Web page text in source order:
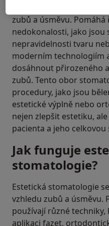
Estetická stomatologie
zubů a úsměvu.
nedokonalosti, jako jsou
nepravidelnosti tvaru
moderním technologiím
dosáhnout přirozeného
zubů. Tento obor
procedury, jako jsou
estetické výplně nebo
nejen zlepšit estetiku,
pacienta a jeho
Jak funguje
stomatologie?
Estetická stomatologie
vzhledu zubů a úsměvu.
používají různé
aplikaci fazet,